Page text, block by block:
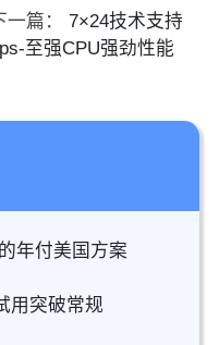
一篇：
7×24技术支持
至强CPU强劲性能
年付美国方案
用突破常规